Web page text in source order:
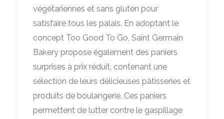
végétariennes et sans gluten pour
satisfaire tous les palais. En adoptant le
concept Too Good To Go, Saint Germain
Bakery propose également des paniers
surprises à prix réduit, contenant une
sélection de leurs délicieuses pâtisseries et
produits de boulangerie. Ces paniers
permettent de lutter contre le gaspillage